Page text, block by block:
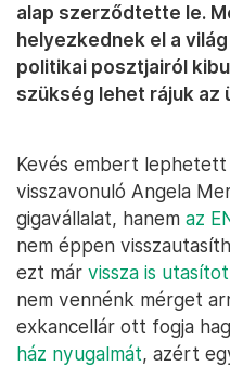
alap szerződtette le.
helyezkednek el a
politikai posztjairól
szükség lehet rájuk az
Kevés embert
visszavonuló Angela
gigavállalat, hanem az
nem éppen
ezt már vissza is
nem vennénk mérget
exkancellár ott fogja
ház nyugalmát, azért